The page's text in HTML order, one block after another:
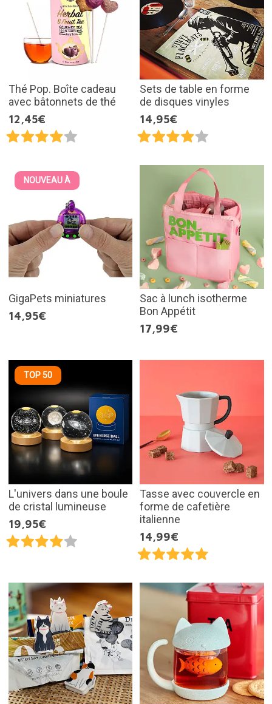
Thé Pop. Boîte cadeau
avec bâtonnets de thé
12,45€
Sets de table en forme
de disques vinyles
14,95€
NOUVEAU À
GigaPets miniatures
14,95€
Sac à lunch isotherme
Bon Appétit
17,99€
TOP 50
L'univers dans une boule
de cristal lumineuse
19,95€
Tasse avec couvercle en
forme de cafetière
italienne
14,99€